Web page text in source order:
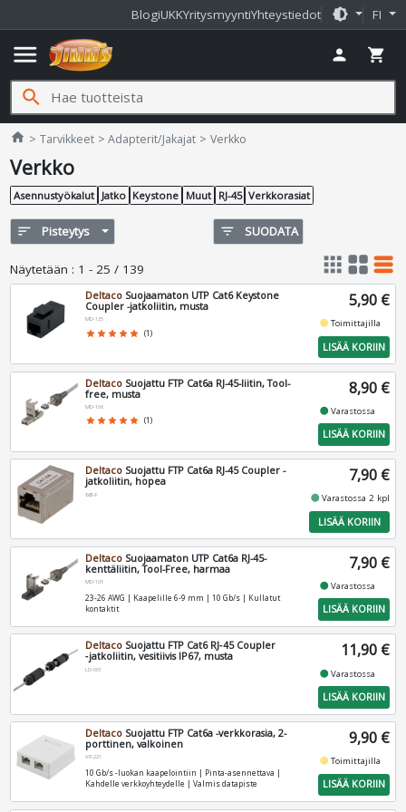
BlogiUKKYritysmyyntiYhteystiedot brightness_medium FI
menu person shopping_cart
search
home Jimms.fi
Tarvikkeet Adapterit/Jakajat Verkko
Verkko
Asennustyökalut Jatko Keystone Muut RJ-45 Verkkorasiat
sort Pisteytys filter_list SUODATA
Näytetään : 1 - 25 / 139 apps grid_view table_rows
Deltaco Suojaamaton UTP Cat6 Keystone
Coupler -jatkoliitin, musta
MD-125
star star star star star (1)
5,90 €
fiber_manual_recordToimittajilla
LISÄÄ KORIIN
Deltaco Suojattu FTP Cat6a RJ-45-liitin, Tool-
free, musta
MD-106
star star star star star (1)
8,90 €
fiber_manual_recordVarastossa
LISÄÄ KORIIN
Deltaco Suojattu FTP Cat6a RJ-45 Coupler -
jatkoliitin, hopea
685-F
7,90 €
fiber_manual_recordVarastossa 2 kpl
LISÄÄ KORIIN
Deltaco Suojaamaton UTP Cat6a RJ-45-
kenttäliitin, Tool-Free, harmaa
MD-105
23-26 AWG | Kaapelille 6-9 mm | 10 Gb/s | Kullatut
kontaktit
7,90 €
fiber_manual_recordVarastossa
LISÄÄ KORIIN
Deltaco Suojattu FTP Cat6 RJ‑45 Coupler
‑jatkoliitin, vesitiivis IP67, musta
LD-001
11,90 €
fiber_manual_recordVarastossa
LISÄÄ KORIIN
Deltaco Suojattu FTP Cat6a -verkkorasia, 2-
porttinen, valkoinen
VR-221
10 Gb/s -luokan kaapelointiin | Pinta-asennettava |
Kahdelle verkkoyhteydelle | Valmis datapiste
9,90 €
fiber_manual_recordToimittajilla
LISÄÄ KORIIN